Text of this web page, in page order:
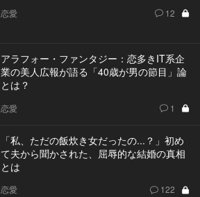
恋愛 12
アラフォー・ファンタジー：恋多きIT系企
業の美人広報が語る「40歳が男の節目」論
とは？
恋愛 1
「私、ただの飯炊き女だったの...？」初め
て夫から聞かされた、屈辱的な結婚の真相
とは
恋愛 122